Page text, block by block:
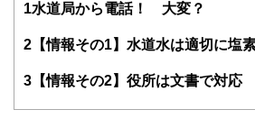
ーチング資格も習得し、金銭面だ
融商品を売らない独立系ファイナ
1水道局から電話！ 大変？
2 【情報その1】水道水は適切に塩
3 【情報その2】役所は文書で対応